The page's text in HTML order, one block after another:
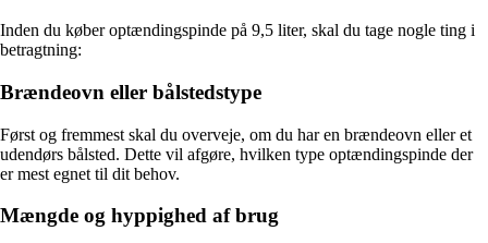
Inden du køber optændingspinde på 9,5 liter, skal du tage nogle ting i
betragtning:
Brændeovn eller bålstedstype
Først og fremmest skal du overveje, om du har en brændeovn eller et
udendørs bålsted. Dette vil afgøre, hvilken type optændingspinde der
er mest egnet til dit behov.
Mængde og hyppighed af brug